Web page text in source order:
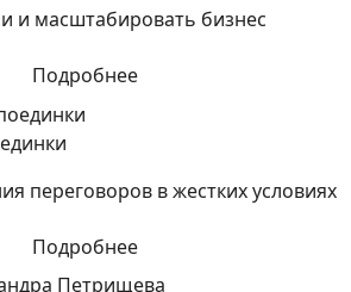
и масштабировать бизнес
Подробнее
переговоров в жестких условиях
Подробнее